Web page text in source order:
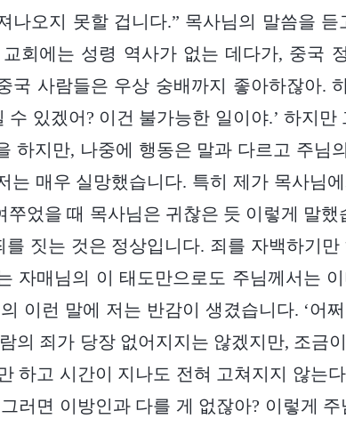
나오지 못할 겁니다.” 목사님의 말씀을 듣
회에는 성령 역사가 없는 데다가, 중국
국 사람들은 우상 숭배까지 좋아하잖아.
있겠어? 이건 불가능한 일이야.’ 하지만
하지만, 나중에 행동은 말과 다르고 주님
는 매우 실망했습니다. 특히 제가 목사님
쭈었을 때 목사님은 귀찮은 듯 이렇게 말했
를 짓는 것은 정상입니다. 죄를 자백하기
자매님의 이 태도만으로도 주님께서는
이런 말에 저는 반감이 생겼습니다. ‘어
의 죄가 당장 없어지지는 않겠지만, 조금
하고 시간이 지나도 전혀 고쳐지지 않는
러면 이방인과 다를 게 없잖아? 이렇게